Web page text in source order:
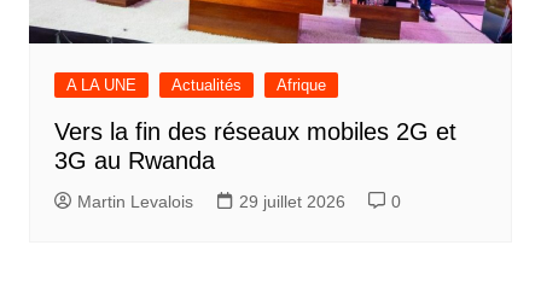
A LA UNE Actualités Afrique
Vers la fin des réseaux mobiles 2G et
3G au Rwanda
Martin Levalois 29 juillet 2026 0